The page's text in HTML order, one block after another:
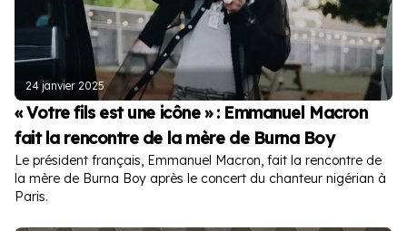
24 janvier 2025
« Votre fils est une icône » : Emmanuel Macron
fait la rencontre de la mère de Burna Boy
Le président français, Emmanuel Macron, fait la rencontre de
la mère de Burna Boy après le concert du chanteur nigérian à
Paris.